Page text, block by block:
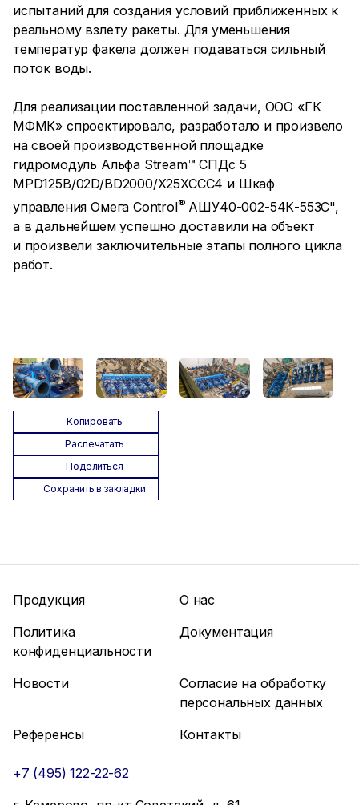
испытаний для создания условий приближенных к
реальному взлету ракеты. Для уменьшения
температур факела должен подаваться сильный
поток воды.
Для реализации поставленной задачи, ООО «ГК
МФМК» спроектировало, разработало и произвело
на своей производственной площадке
гидромодуль Альфа Stream™ СПДс 5
MPD125B/02D/BD2000/X25XCCC4 и Шкаф
управления Омега Control® АШУ40-002-54К-553C",
а в дальнейшем успешно доставили на объект
и произвели заключительные этапы полного цикла
работ.
Копировать
Распечатать
Поделиться
Сохранить в закладки
Продукция
О нас
Политика
конфиденциальности
Документация
Новости
Согласие на обработку
персональных данных
Референсы
Контакты
+7 (495) 122-22-62